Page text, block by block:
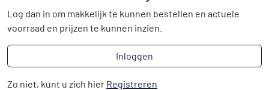
Log dan in om makkelijk te kunnen bestellen en actuele
voorraad en prijzen te kunnen inzien.
Inloggen
Zo niet, kunt u zich hier Registreren